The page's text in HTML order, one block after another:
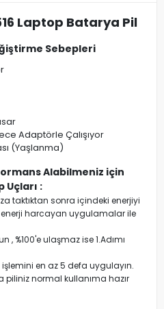
Laptop Batarya Pil
Sebepleri
Adaptörle Çalışıyor
(Yaşlanma)
Alabilmeniz için
Uçları :
taktıktan sonra içindeki enerjiyi
enerji harcayan uygulamalar ile
, %100'e ulaşmaz ise 1.Adımı
en az 5 defa uygulayın.
piliniz normal kullanıma hazır